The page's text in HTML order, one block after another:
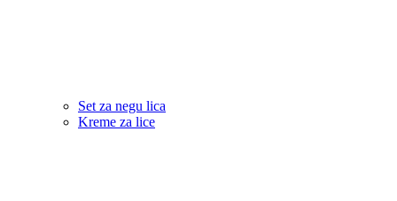
Set za negu lica
Kreme za lice